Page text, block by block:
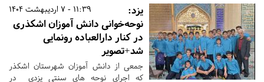
11:39 - 7 اردیبهشت 1404
یزد:
نوحه‌خوانی دانش آموزان اشکذری
در کنار دارالعباده رونمایی
شد+تصویر
جمعی از دانش آموزان شهرستان اشکذر
که اجرایِ نوحه های سنتی یزدی در